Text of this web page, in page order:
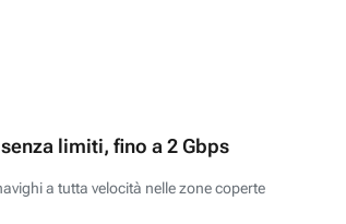
limiti, fino a 2 Gbps
a tutta velocità nelle zone coperte